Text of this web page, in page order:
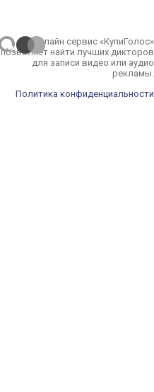
Онлайн сервис «КупиГолос»
позволяет найти лучших дикторов
для записи видео или аудио
рекламы.
Политика конфиденциальности